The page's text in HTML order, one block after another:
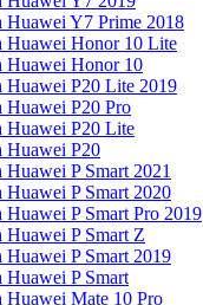
Huawei Y7 Prime 2018
Huawei Honor 10 Lite
Huawei Honor 10
Huawei P20 Lite 2019
Huawei P20 Pro
Huawei P20 Lite
Huawei P20
Huawei P Smart 2021
Huawei P Smart 2020
Huawei P Smart Pro 2019
Huawei P Smart Z
Huawei P Smart 2019
Huawei P Smart
Huawei Mate 10 Pro